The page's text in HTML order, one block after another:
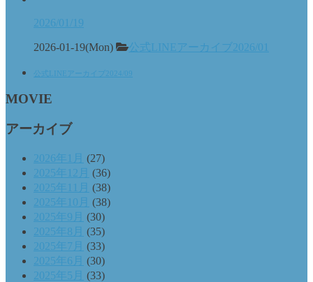
2026/01/19
2026-01-19(Mon) 公式LINEアーカイブ2026/01
公式LINEアーカイブ2024/09
MOVIE
アーカイブ
2026年1月 (27)
2025年12月 (36)
2025年11月 (38)
2025年10月 (38)
2025年9月 (30)
2025年8月 (35)
2025年7月 (33)
2025年6月 (30)
2025年5月 (33)